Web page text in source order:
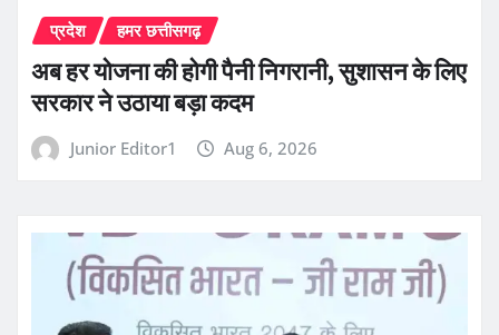
प्रदेश हमर छत्तीसगढ़
अब हर योजना की होगी पैनी निगरानी, सुशासन के लिए
सरकार ने उठाया बड़ा कदम
Junior Editor1 Aug 6, 2026